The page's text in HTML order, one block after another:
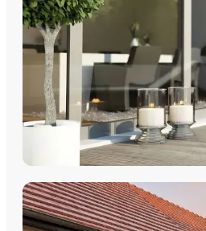
multimatériaux, avec pose par les
DÉCOUVRIR
COULISSANTS & BAIES
Coulissants Aluminium